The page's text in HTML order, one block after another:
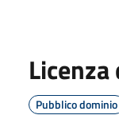
Pubblico dominio